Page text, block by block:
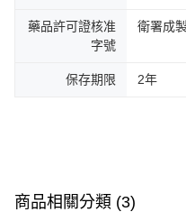
藥品許可證核准
字號
衛署成
保存期限 2年
商品相關分類 (3)